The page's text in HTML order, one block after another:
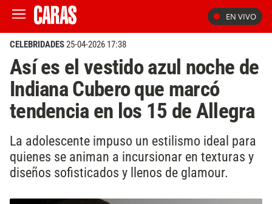
EN VIVO
CELEBRIDADES25-04-2026 17:38
Así es el vestido azul noche de
Indiana Cubero que marcó
tendencia en los 15 de Allegra
La adolescente impuso un estilismo ideal para
quienes se animan a incursionar en texturas y
diseños sofisticados y llenos de glamour.